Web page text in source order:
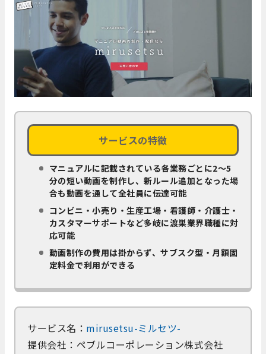
サービスの特徴
マニュアルに記載されている各業務ごとに2～5
分の短い動画を制作し、新ルール追加となった場
合も動画を通して全社員に伝達可能
コンビニ・小売り・生産工場・看護師・介護士・
カスタマーサポートなど多岐に渡巣業界職種に対
応可能
動画制作の費用は掛からず、サブスク型・月額固
定料金で利用ができる
サービス名： mirusetsu-ミルセツ-
提供会社：ペブルコーポレーション株式会社